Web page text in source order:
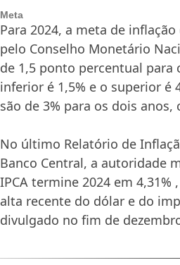
Meta
Para 2024, a meta de
pelo Conselho Monetário
de 1,5 ponto percentual
inferior é 1,5% e o superior é
são de 3% para os dois
No último Relatório de
Banco Central, a autoridade
IPCA termine 2024 em
alta recente do dólar e do
divulgado no fim de